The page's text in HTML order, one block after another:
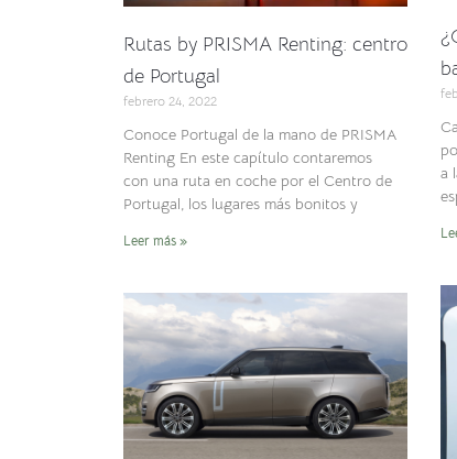
Rutas by PRISMA Renting: centro
de Portugal
febrero 24, 2022
Conoce Portugal de la mano de PRISMA
Renting En este capítulo contaremos
con una ruta en coche por el Centro de
Portugal, los lugares más bonitos y
Leer más »
a